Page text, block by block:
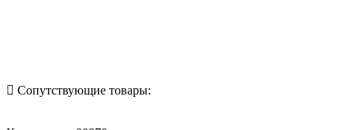
Сопутствующие товары: